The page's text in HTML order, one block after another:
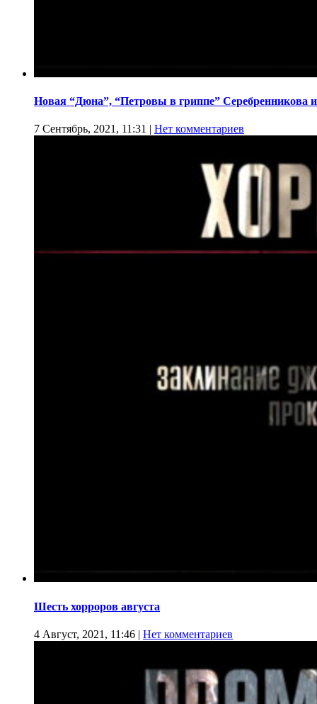
Новая “Дюна”, “Петровы в гриппе” Серебренникова
7 Сентябрь, 2021, 11:31 | Нет комментариев
Шесть хорроров августа
4 Август, 2021, 11:46 | Нет комментариев